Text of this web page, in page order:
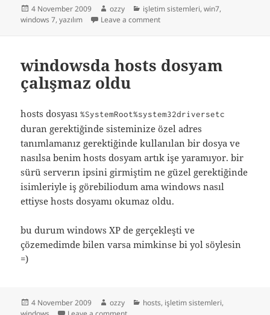
Posted
on
4 November 2009 Author
ozzy Categories
işletim sistemleri,win7,
windows 7,yazılım Leave a commenton windows 7 atlama listesi
windowsda hosts dosyam
çalışmaz oldu
hosts dosyası%SystemRoot%system32driversetc
duran gerektiğinde sisteminize özel adres
tanımlamanız gerektiğinde kullanılan bir dosya ve
nasılsa benim hosts dosyam artık işe yaramıyor. bir
sürü serverın ipsini girmiştim ne güzel gerektiğinde
isimleriyle iş görebiliodum ama windows nasıl
ettiyse hosts dosyamı okumaz oldu.
bu durum windows XP de gerçekleşti ve
çözemedimde bilen varsa mimkinse bi yol söylesin
=)
Posted
on
4 November 2009 Author
ozzy Categories
hosts, işletim sistemleri,
on windowsda hosts dosyam çalışmaz oldu